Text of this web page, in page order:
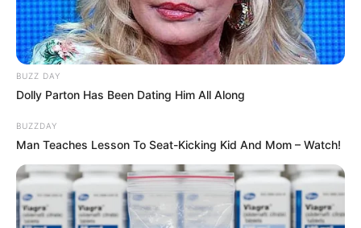
BUZZ DAY
Dolly Parton Has Been Dating Him All Along
BUZZDAY
Man Teaches Lesson To Seat-Kicking Kid And Mom – Watch!